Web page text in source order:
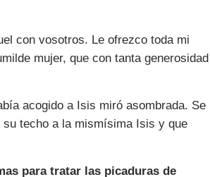
con vosotros. Le ofrezco toda mi
mujer, que con tanta generosidad
acogido a Isis miró asombrada. Se
su techo a la mismísima Isis y que
para tratar las picaduras de